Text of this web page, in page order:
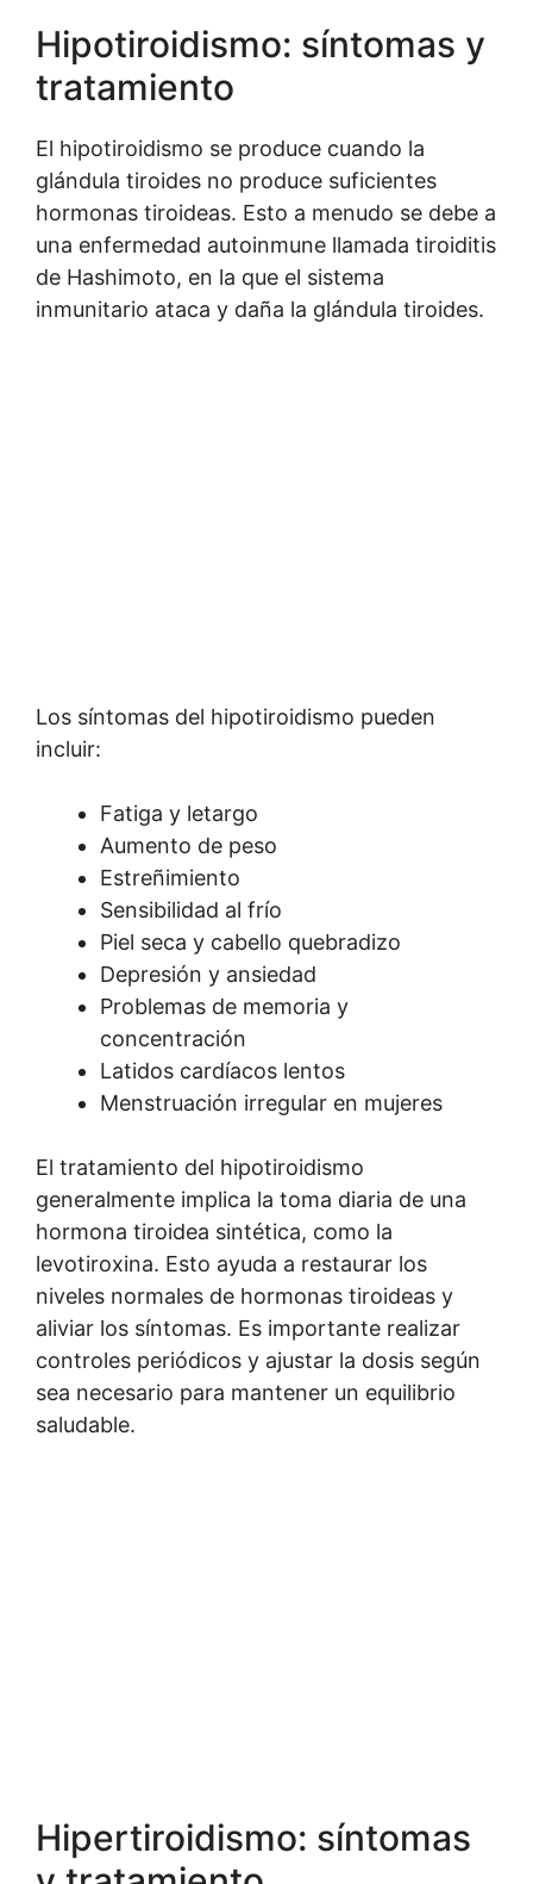
Hipotiroidismo: síntomas y
tratamiento
El hipotiroidismo se produce cuando la
glándula tiroides no produce suficientes
hormonas tiroideas. Esto a menudo se debe a
una enfermedad autoinmune llamada tiroiditis
de Hashimoto, en la que el sistema
inmunitario ataca y daña la glándula tiroides.
Los síntomas del hipotiroidismo pueden
incluir:
Fatiga y letargo
Aumento de peso
Estreñimiento
Sensibilidad al frío
Piel seca y cabello quebradizo
Depresión y ansiedad
Problemas de memoria y
concentración
Latidos cardíacos lentos
Menstruación irregular en mujeres
El tratamiento del hipotiroidismo
generalmente implica la toma diaria de una
hormona tiroidea sintética, como la
levotiroxina. Esto ayuda a restaurar los
niveles normales de hormonas tiroideas y
aliviar los síntomas. Es importante realizar
controles periódicos y ajustar la dosis según
sea necesario para mantener un equilibrio
saludable.
Hipertiroidismo: síntomas